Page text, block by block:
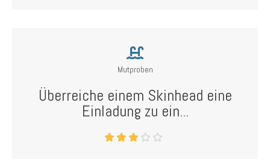
Mutproben
Überreiche einem Skinhead eine
Einladung zu ein...